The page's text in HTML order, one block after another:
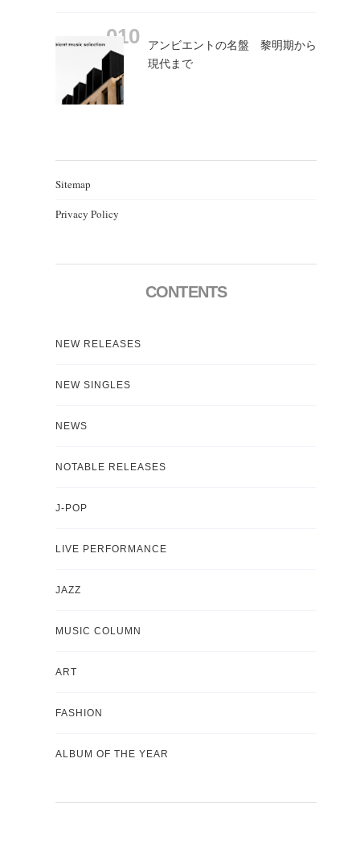
アンビエントの名盤 黎明期から
現代まで
Sitemap
Privacy Policy
CONTENTS
NEW RELEASES
NEW SINGLES
NEWS
NOTABLE RELEASES
J-POP
LIVE PERFORMANCE
JAZZ
MUSIC COLUMN
ART
FASHION
ALBUM OF THE YEAR